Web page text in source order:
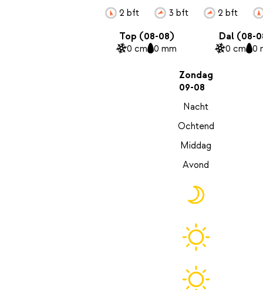
2 bft 3 bft 2 bft
Top (08-08)
0 cm 0 mm
Dal (08-
0 cm 0
Zondag
09-08
Nacht
Ochtend
Middag
Avond